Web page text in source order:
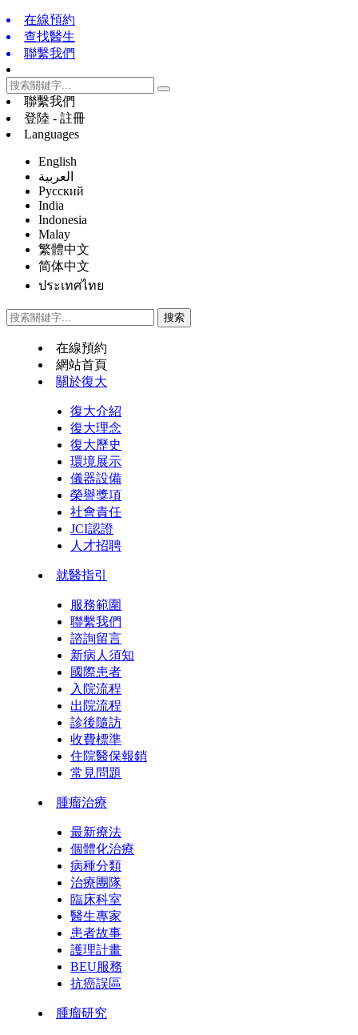
在線預約
查找醫生
聯繫我們
聯繫我們
登陸 - 註冊
Languages
English
العربية
Русский
India
Indonesia
Malay
繁體中文
简体中文
ประเทศไทย
在線預約
網站首頁
關於復大
復大介紹
復大理念
復大歷史
環境展示
儀器設備
榮譽獎項
社會責任
JCI認證
人才招聘
就醫指引
服務範圍
聯繫我們
諮詢留言
新病人須知
國際患者
入院流程
出院流程
診後隨訪
收費標準
住院醫保報銷
常見問題
腫瘤治療
最新療法
個體化治療
病種分類
治療團隊
臨床科室
醫生專家
患者故事
護理計畫
BEU服務
抗癌誤區
腫瘤研究